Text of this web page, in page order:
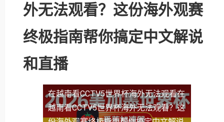
外无法观看？这份海外观赛
终极指南帮你搞定中文解说
和直播
在越南看CCTV5世界杯海外无法观看在
越南看CCTV5世界杯海外无法观看？这